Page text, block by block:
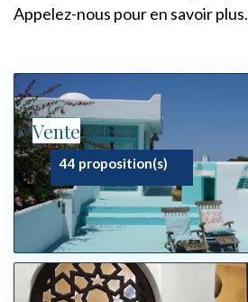
Appelez-nous pour en savoir plus.
Vente
44 proposition(s)